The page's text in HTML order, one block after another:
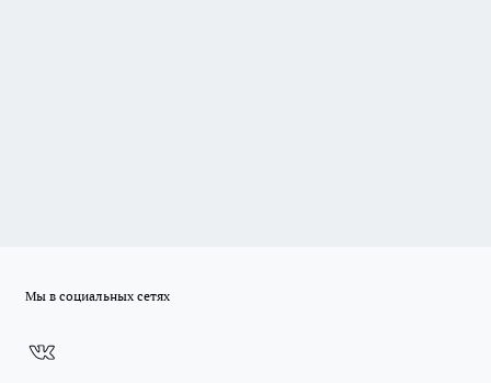
Мы в социальных сетях